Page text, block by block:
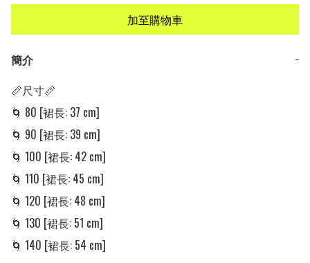
加至購物車
簡介
−
📏尺寸📏
🌀 80 [裙長: 37 cm]
🌀 90 [裙長: 39 cm]
🌀 100 [裙長: 42 cm]
🌀 110 [裙長: 45 cm]
🌀 120 [裙長: 48 cm]
🌀 130 [裙長: 51 cm]
🌀 140 [裙長: 54 cm]